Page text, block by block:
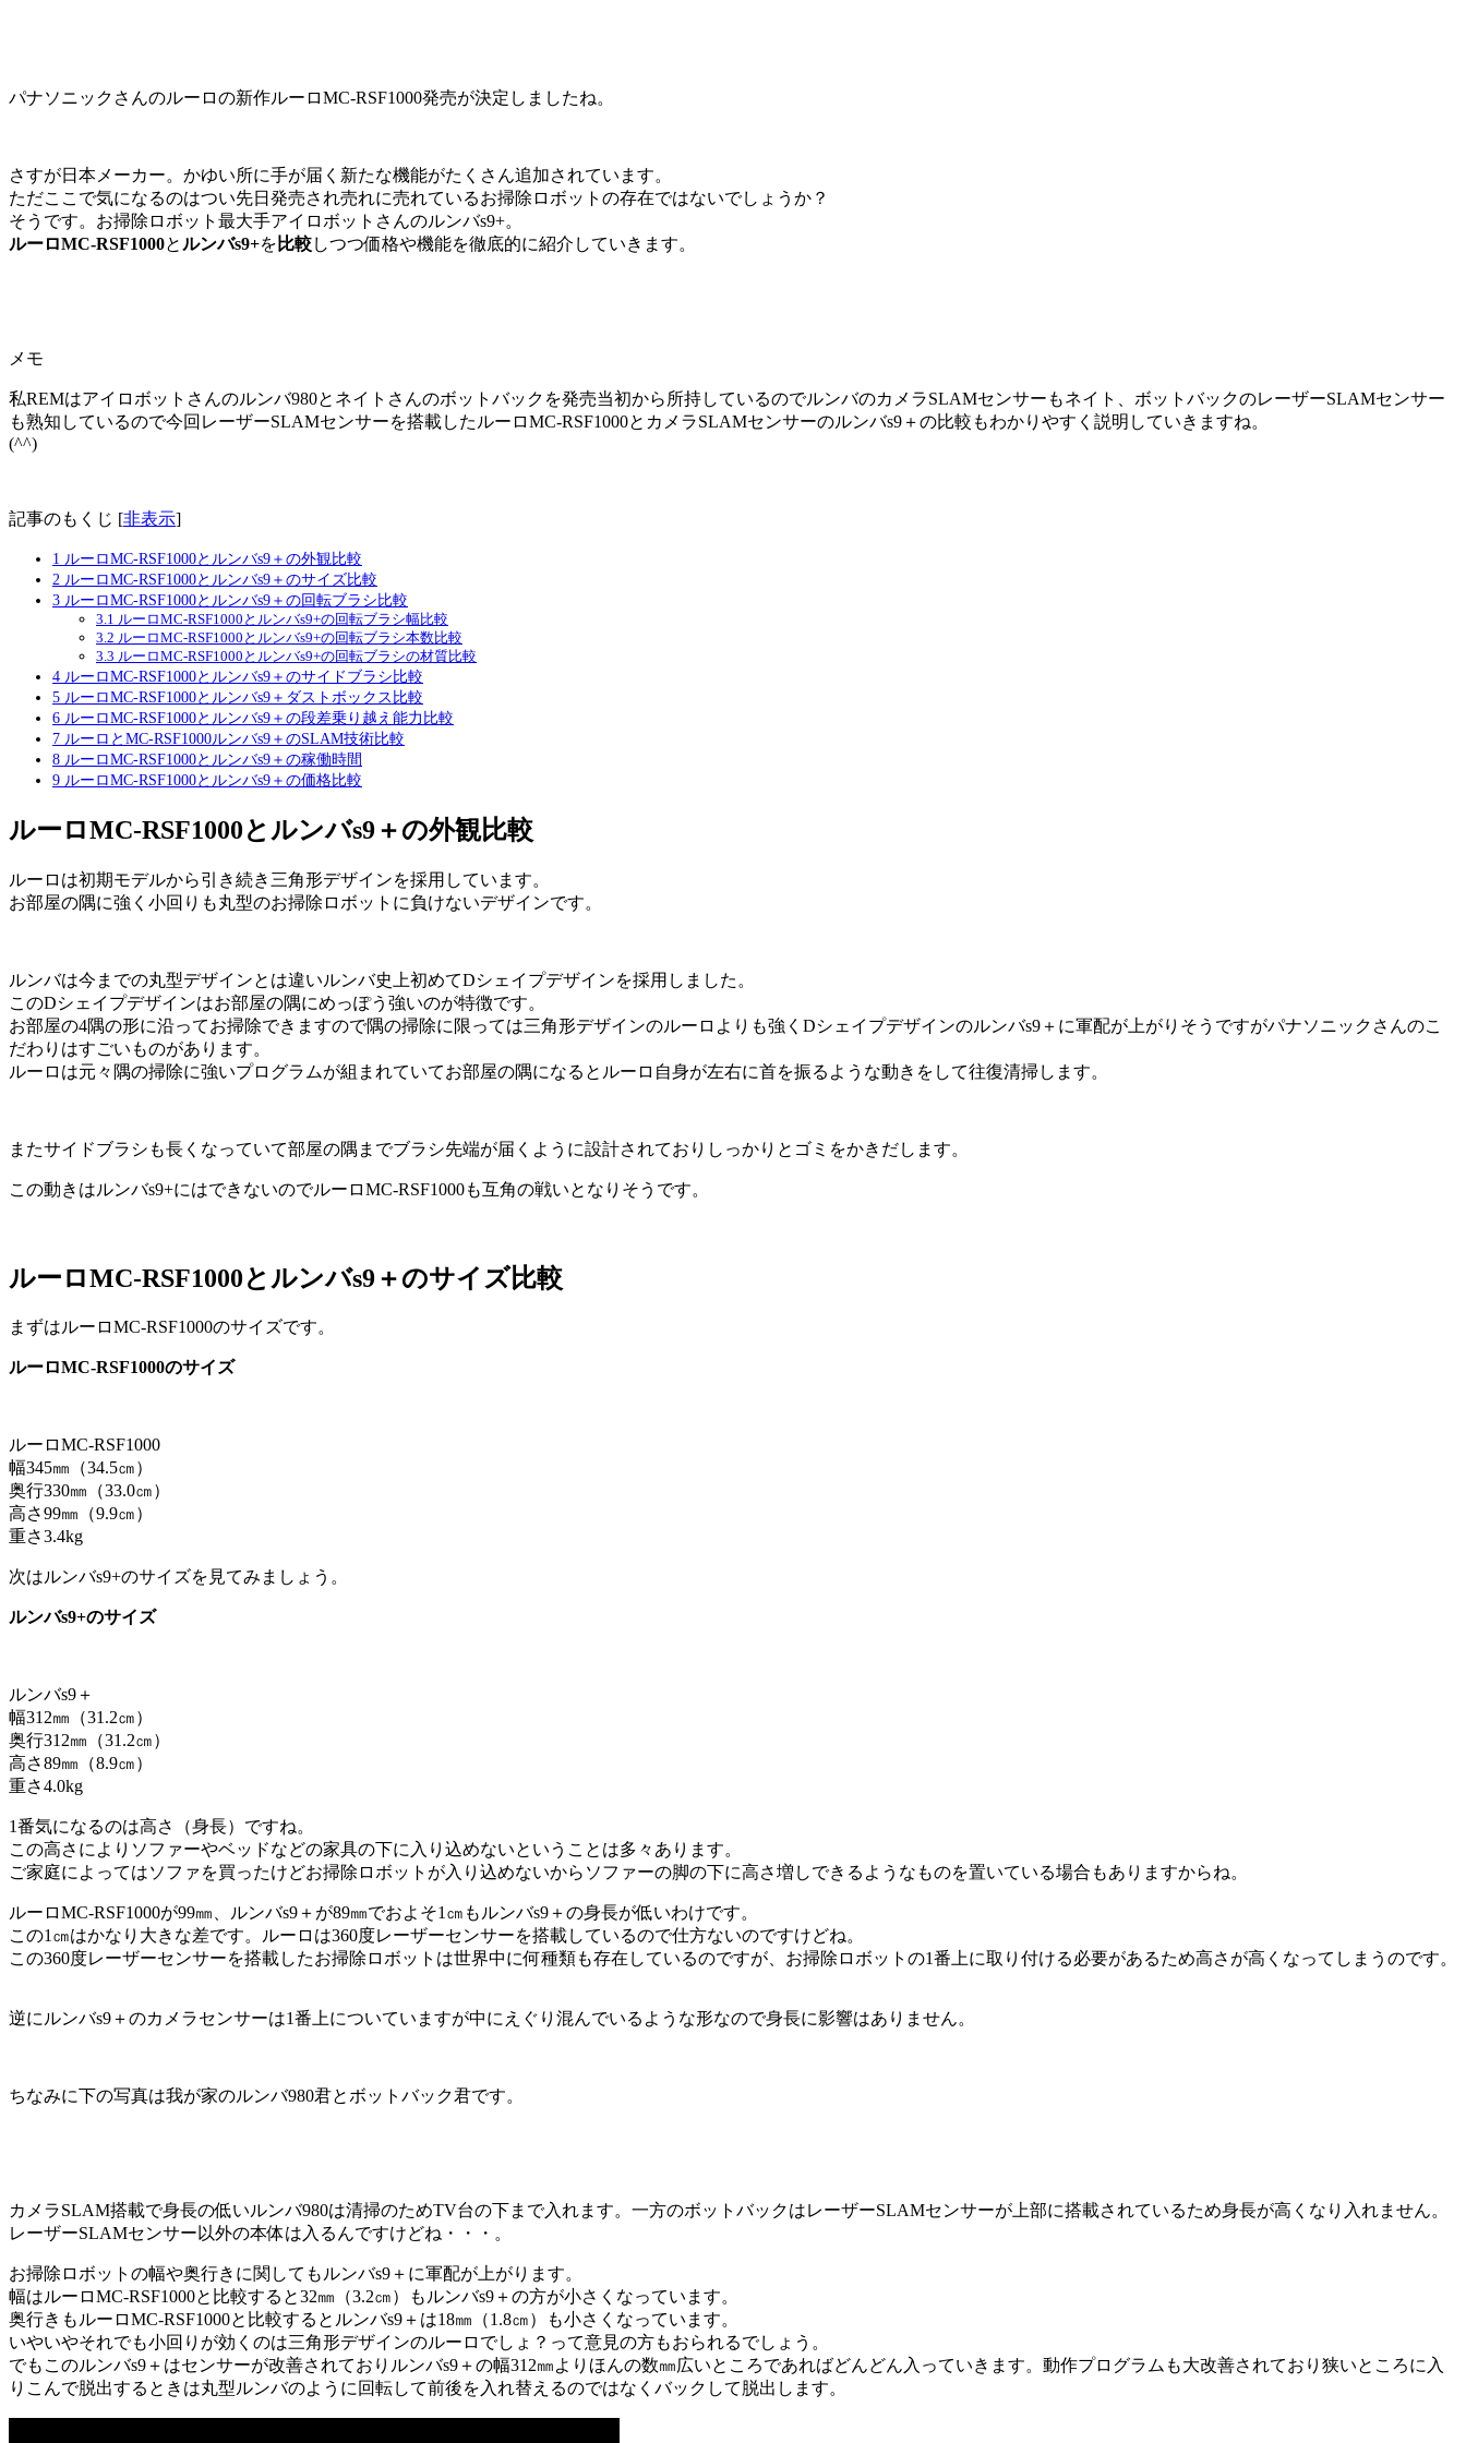
パナソニックさんのルーロの新作ルーロMC-RSF1000発売が決定しましたね。
さすが日本メーカー。かゆい所に手が届く新たな機能がたくさん追加されています。
ただここで気になるのはつい先日発売され売れに売れているお掃除ロボットの存在ではないでしょうか？
そうです。お掃除ロボット最大手アイロボットさんのルンバs9+。
ルーロMC-RSF1000と ルンバs9+を 比較しつつ価格や機能を徹底的に紹介していきます。
メモ
私REMはアイロボットさんのルンバ980とネイトさんのボットバックを発売当初から所持しているのでルンバのカメラSLAMセンサー もネイト、ボットバックのレーザーSLAMセンサー
も熟知しているので今回レーザーSLAMセンサーを搭載したルーロMC-RSF1000とカメラSLAMセンサーのルンバs9＋の比較もわかりやすく説明していきますね。
(^^)
記事のもくじ [非表示]
1 ルーロMC-RSF1000とルンバs9＋の外観比較
2 ルーロMC-RSF1000とルンバs9＋のサイズ比較
3 ルーロMC-RSF1000とルンバs9＋の回転ブラシ比較
3.1 ルーロMC-RSF1000とルンバs9+の回転ブラシ幅比較
3.2 ルーロMC-RSF1000とルンバs9+の回転ブラシ本数比較
3.3 ルーロMC-RSF1000とルンバs9+の回転ブラシの材質比較
4 ルーロMC-RSF1000とルンバs9＋のサイドブラシ比較
5 ルーロMC-RSF1000とルンバs9＋ダストボックス比較
6 ルーロMC-RSF1000とルンバs9＋の段差乗り越え能力比較
7 ルーロとMC-RSF1000ルンバs9＋のSLAM技術比較
8 ルーロMC-RSF1000とルンバs9＋の稼働時間
9 ルーロMC-RSF1000とルンバs9＋の価格比較
ルーロMC-RSF1000とルンバs9＋の外観比較
ルーロは初期モデルから引き続き三角形デザインを採用しています。
お部屋の隅に強く小回りも丸型のお掃除ロボットに負けないデザインです。
ルンバは今までの丸型デザインとは違いルンバ史上初めてDシェイプデザインを採用 しました。
このDシェイプデザインはお部屋の隅にめっぽう強いのが特徴です。
お部屋の4隅の形に沿ってお掃除できますので隅の掃除に限っては三角形デザインのルーロよりも強くDシェイプデザインのルンバs9＋に軍配が上がりそうですがパナソニックさんのこ
だわりはすごいものがあります。
ルーロは元々隅の掃除に強いプログラムが組まれていてお部屋の隅になるとルーロ自身が左右に首を振るような動きをして往復清掃します。
またサイドブラシも長くなっていて部屋の隅までブラシ先端が届くように設計されておりしっかりとゴミをかきだします。
この動きはルンバs9+にはできないのでルーロMC-RSF1000も互角の戦いとなりそうです。
ルーロMC-RSF1000とルンバs9＋のサイズ比較
まずはルーロMC-RSF1000のサイズです。
ルーロMC-RSF1000のサイズ
ルーロMC-RSF1000
幅345㎜（34.5㎝）
奥行330㎜（33.0㎝）
高さ99㎜（9.9㎝）
重さ3.4kg
次はルンバs9+のサイズを見てみましょう。
ルンバs9+のサイズ
ルンバs9＋
幅312㎜（31.2㎝）
奥行312㎜（31.2㎝）
高さ89㎜（8.9㎝）
重さ4.0kg
1番気になるのは高さ（身長）ですね。
この高さによりソファーやベッドなどの家具の下に入り込めないということは多々あります。
ご家庭によってはソファを買ったけどお掃除ロボットが入り込めないからソファーの脚の下に高さ増しできるようなものを置いている場合もありますからね。
ルーロMC-RSF1000が99㎜、ルンバs9＋が89㎜でおよそ1㎝もルンバs9＋の身長が低いわけです。
この1㎝はかなり大きな差です。ルーロは360度レーザーセンサーを搭載しているので仕方ないのですけどね。
この360度レーザーセンサーを搭載したお掃除ロボットは世界中に何種類も存在しているのですが、お掃除ロボットの1番上に取り付ける必要があるため高さが高くなってしまうのです。
逆にルンバs9＋のカメラセンサーは1番上についていますが中にえぐり混んでいるような形なので身長に影響はありません。
ちなみに下の写真は我が家のルンバ980君とボットバック君です。
カメラSLAM搭載で身長の低いルンバ980は清掃のためTV台の下まで入れます。一方のボットバックはレーザーSLAMセンサーが上部に搭載されているため身長が高くなり入れません。
レーザーSLAMセンサー以外の本体は入るんですけどね・・・。
お掃除ロボットの幅や奥行きに関してもルンバs9＋に軍配が上がります。
幅はルーロMC-RSF1000と比較すると32㎜（3.2㎝）もルンバs9＋の方が小さくなっています。
奥行きもルーロMC-RSF1000と比較するとルンバs9＋は18㎜（1.8㎝）も小さくなっています。
いやいやそれでも小回りが効くのは三角形デザインのルーロでしょ？って意見の方もおられるでしょう。
でもこのルンバs9＋はセンサーが改善されておりルンバs9＋の幅312㎜よりほんの数㎜広いところであればどんどん入っていきます。動作プログラムも大改善されており狭いところに入
りこんで脱出するときは丸型ルンバのように回転して前後を入れ替えるのではなくバックして脱出します。